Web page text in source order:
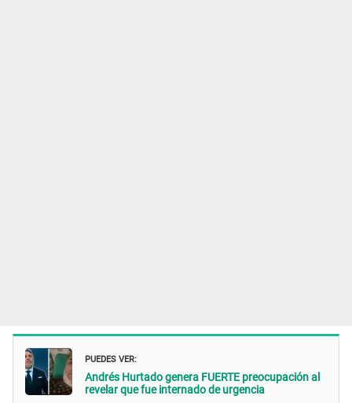
PUEDES VER:
Andrés Hurtado genera FUERTE preocupación al
revelar que fue internado de urgencia